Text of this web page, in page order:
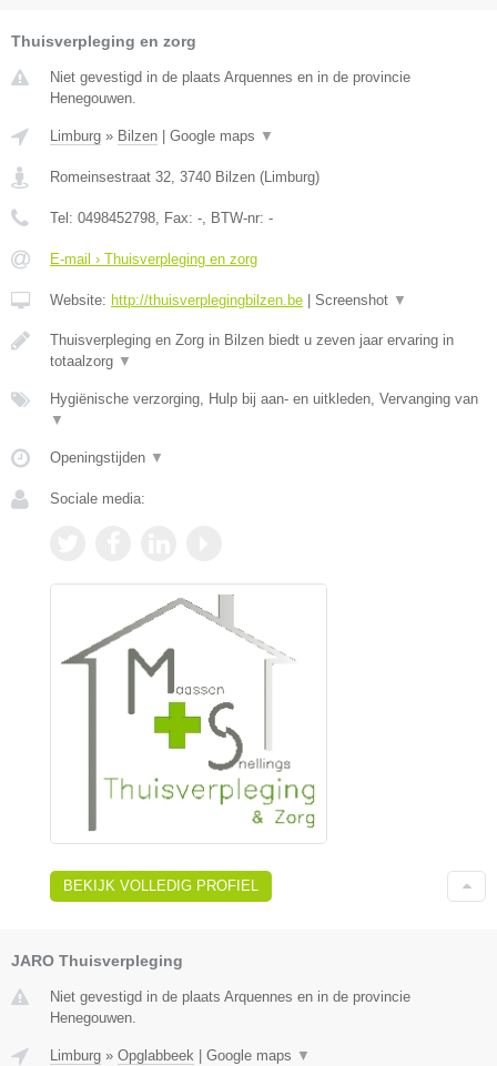
Thuisverpleging en zorg
Niet gevestigd in de plaats Arquennes en in de provincie
Henegouwen.
Limburg » Bilzen | Google maps ▼
Romeinsestraat 32 3740 Bilzen (Limburg)
Tel: 0498452798 , Fax: - , BTW-nr: -
E-mail › Thuisverpleging en zorg
Website: http://thuisverplegingbilzen.be | Screenshot ▼
Thuisverpleging en Zorg in Bilzen biedt u zeven jaar ervaring in
totaalzorg ▼
Hygiënische verzorging, Hulp bij aan- en uitkleden, Vervanging van
▼
Openingstijden ▼
Sociale media:
BEKIJK VOLLEDIG PROFIEL
JARO Thuisverpleging
Niet gevestigd in de plaats Arquennes en in de provincie
Henegouwen.
Limburg » Opglabbeek | Google maps ▼